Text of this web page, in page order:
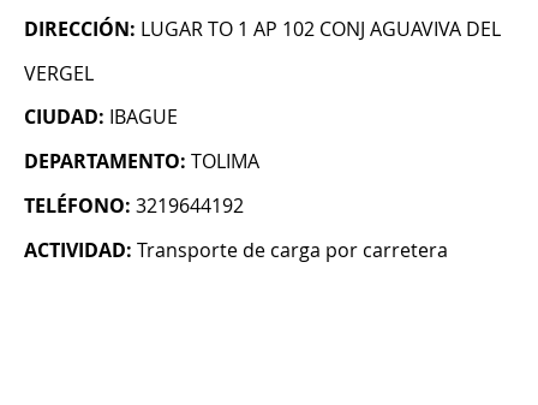
DIRECCIÓN: LUGAR TO 1 AP 102 CONJ AGUAVIVA DEL
VERGEL
CIUDAD: IBAGUE
DEPARTAMENTO: TOLIMA
TELÉFONO: 3219644192
ACTIVIDAD: Transporte de carga por carretera